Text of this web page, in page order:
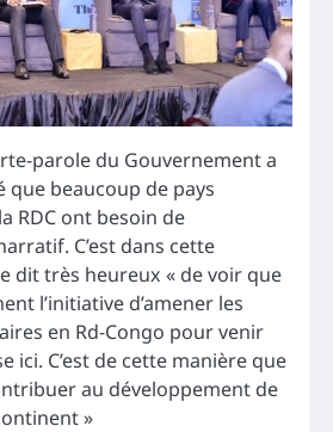
parole du Gouvernement a
beaucoup de pays
RDC ont besoin de
C’est dans cette
dit très heureux « de voir que
l’initiative d’amener les
en Rd-Congo pour venir
ici. C’est de cette manière que
au développement de
»